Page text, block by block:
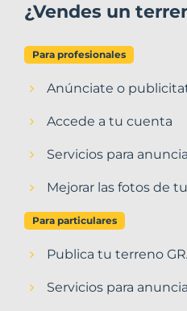
¿Vendes un
Para profesionales
Anúnciate o
Accede a tu cuenta
Servicios para
Mejorar las fotos de
Para particulares
Publica tu terreno
Servicios para